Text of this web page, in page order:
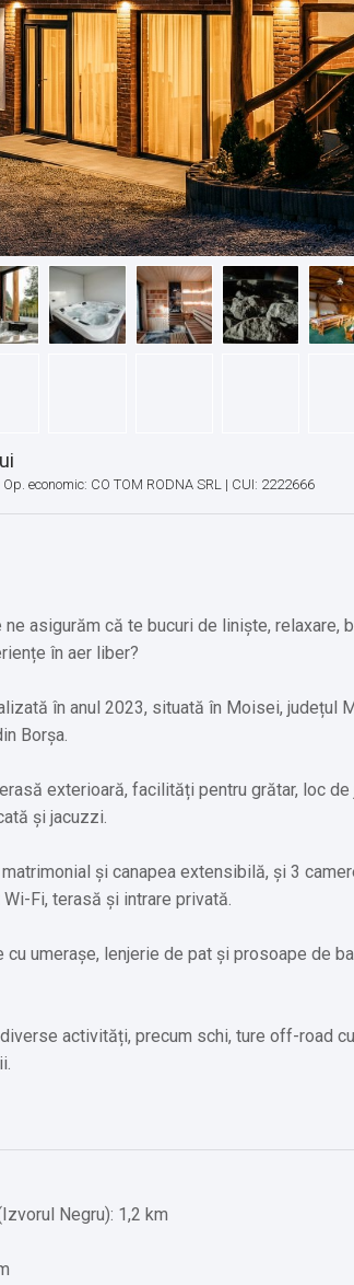
Op. economic: CO TOM RODNA SRL | CUI: 2222666
asigurăm că te bucuri de liniște, relaxare,
în aer liber?
în anul 2023, situată în Moisei, județul
Borșa.
exterioară, facilități pentru grătar, loc
și jacuzzi.
și canapea extensibilă, și 3
Fi, terasă și intrare privată.
cu umerașe, lenjerie de pat și prosoape de
activități, precum schi, ture off-road
Negru): 1,2 km